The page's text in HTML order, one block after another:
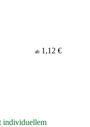
ab 1,12 €
individuellem